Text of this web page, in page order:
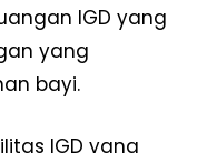
IGD yang
yang
bayi.
IGD yang